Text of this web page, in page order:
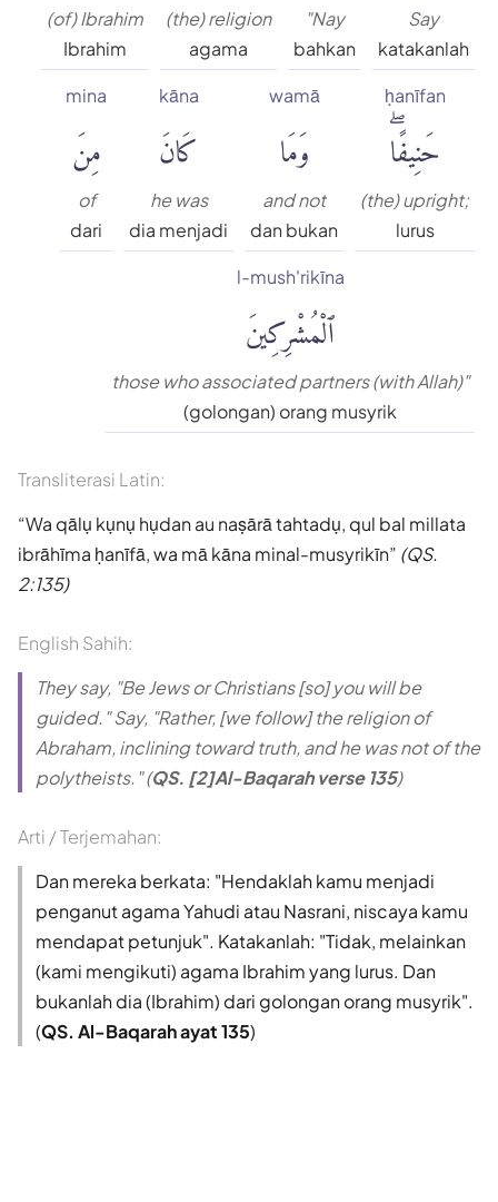
Say
katakanlah
"Nay
bahkan
(the) religion
agama
(of) Ibrahim
Ibrahim
ḥanīfan
حَنِيفًاۖ
(the) upright;
lurus
wamā
وَمَا
and not
dan bukan
kāna
كَانَ
he was
dia menjadi
mina
مِنَ
of
dari
l-mush'rikīna
ٱلْمُشْرِكِينَ
those who associated partners (with Allah)"
(golongan) orang musyrik
Transliterasi Latin:
Wa qālụ kụnụ hụdan au naṣārā tahtadụ, qul bal millata
ibrāhīma ḥanīfā, wa mā kāna minal-musyrikīn (QS.
2:135)
English Sahih:
They say, "Be Jews or Christians [so] you will be
guided." Say, "Rather, [we follow] the religion of
Abraham, inclining toward truth, and he was not of the
polytheists." (QS. [2]Al-Baqarah verse 135)
Arti / Terjemahan:
Dan mereka berkata: "Hendaklah kamu menjadi
penganut agama Yahudi atau Nasrani, niscaya kamu
mendapat petunjuk". Katakanlah: "Tidak, melainkan
(kami mengikuti) agama Ibrahim yang lurus. Dan
bukanlah dia (Ibrahim) dari golongan orang musyrik".
(QS. Al-Baqarah ayat 135)